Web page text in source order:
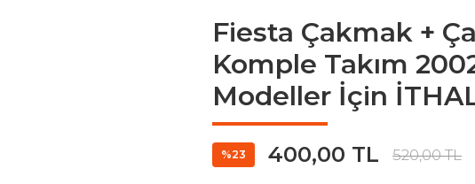
Fiesta Çakmak +
Komple Takım
Modeller İçin
%23 400,00 TL 520,00 TL